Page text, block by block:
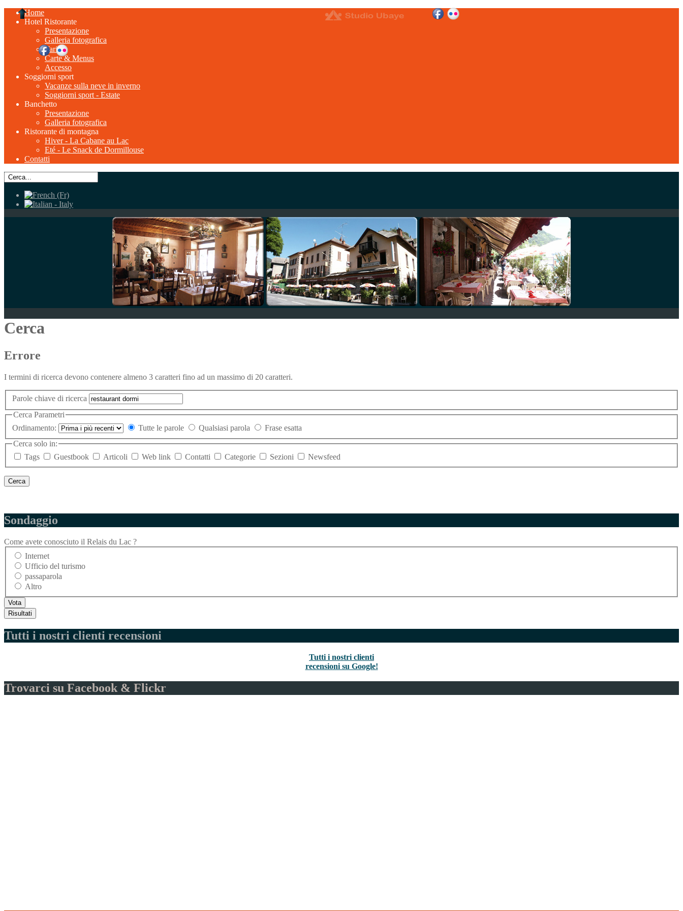
Home
Hotel Ristorante
Presentazione
Galleria fotografica
Tariffe
Carte & Menus
Accesso
Soggiorni sport
Vacanze sulla neve in inverno
Soggiorni sport - Estate
Banchetto
Presentazione
Galleria fotografica
Ristorante di montagna
Hiver - La Cabane au Lac
Eté - Le Snack de Dormillouse
Contatti
Cerca
Errore
I termini di ricerca devono contenere almeno 3 caratteri fino ad un massimo di 20 caratteri.
Parole chiave di ricerca
Cerca Parametri
Ordinamento:
Tutte le parole Qualsiasi parola
Frase esatta
Cerca solo in:
Tags
Guestbook Articoli Web link Contatti Categorie Sezioni Newsfeed
Sondaggio
Come avete conosciuto il Relais du Lac ?
Internet
Ufficio del turismo
passaparola
Altro
Tutti i nostri clienti recensioni
Tutti i nostri clienti
recensioni su Google!
Trovarci su Facebook & Flickr